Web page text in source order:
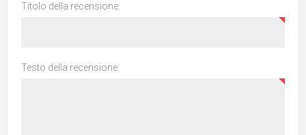
Titolo della recensione:
Testo della recensione: